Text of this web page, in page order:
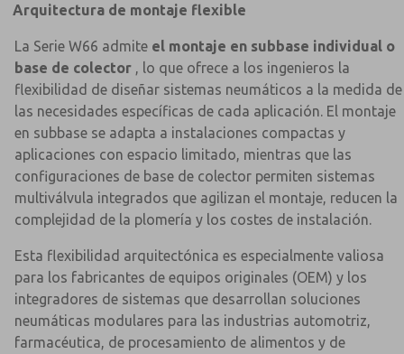
Arquitectura de montaje flexible
La Serie W66 admite el montaje en subbase individual o
base de colector , lo que ofrece a los ingenieros la
flexibilidad de diseñar sistemas neumáticos a la medida de
las necesidades específicas de cada aplicación. El montaje
en subbase se adapta a instalaciones compactas y
aplicaciones con espacio limitado, mientras que las
configuraciones de base de colector permiten sistemas
multiválvula integrados que agilizan el montaje, reducen la
complejidad de la plomería y los costes de instalación.
Esta flexibilidad arquitectónica es especialmente valiosa
para los fabricantes de equipos originales (OEM) y los
integradores de sistemas que desarrollan soluciones
neumáticas modulares para las industrias automotriz,
farmacéutica, de procesamiento de alimentos y de